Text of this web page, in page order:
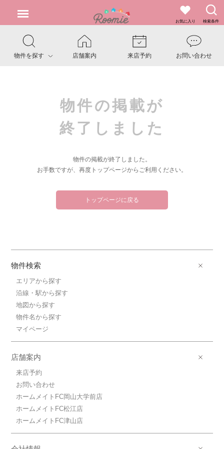
お気に入り 検索条件
物件を探す 店舗案内 来店予約 お問い合わせ
物件の掲載が
終了しました
物件の掲載が終了しました。
お手数ですが、再度トップページからご利用ください。
トップページに戻る
物件検索
エリアから探す
沿線・駅から探す
地図から探す
物件名から探す
マイページ
店舗案内
来店予約
お問い合わせ
ホームメイトFC岡山大学前店
ホームメイトFC松江店
ホームメイトFC津山店